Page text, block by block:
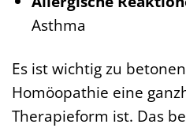
Asthma
Es ist wichtig zu
Homöopathie eine
Therapieform ist. Das